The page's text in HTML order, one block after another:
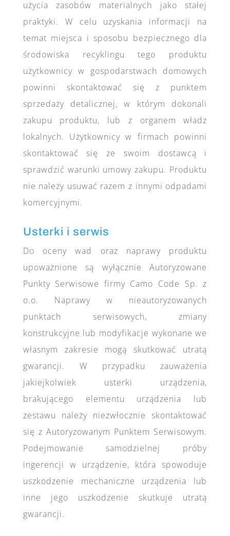
użycia zasobów materialnych jako stałej
praktyki. W celu uzyskania informacji na
temat miejsca i sposobu bezpiecznego dla
środowiska recyklingu tego produktu
użytkownicy w gospodarstwach domowych
powinni skontaktować się z punktem
sprzedaży detalicznej, w którym dokonali
zakupu produktu, lub z organem władz
lokalnych. Użytkownicy w firmach powinni
skontaktować się ze swoim dostawcą i
sprawdzić warunki umowy zakupu. Produktu
nie należy usuwać razem z innymi odpadami
komercyjnymi.
Usterki i serwis
Do oceny wad oraz naprawy produktu
upoważnione są wyłącznie Autoryzowane
Punkty Serwisowe firmy Camo Code Sp. z
o.o. Naprawy w nieautoryzowanych
punktach serwisowych, zmiany
konstrukcyjne lub modyfikacje wykonane we
własnym zakresie mogą skutkować utratą
gwarancji. W przypadku zauważenia
jakiejkolwiek usterki urządzenia,
brakującego elementu urządzenia lub
zestawu należy niezwłocznie skontaktować
się z Autoryzowanym Punktem Serwisowym.
Podejmowanie samodzielnej próby
ingerencji w urządzenie, która spowoduje
uszkodzenie mechaniczne urządzenia lub
inne jego uszkodzenie skutkuje utratą
gwarancji.